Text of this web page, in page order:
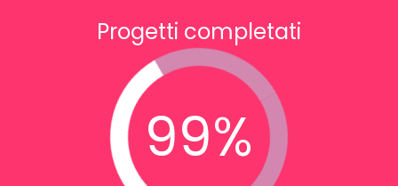
Progetti completati
99%